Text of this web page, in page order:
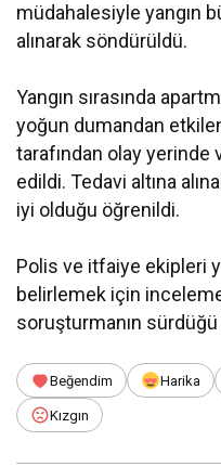
müdahalesiyle yangın
alınarak söndürüldü.
Yangın sırasında
yoğun dumandan
tarafından olay
edildi. Tedavi altına
iyi olduğu öğrenildi.
Polis ve itfaiye ekipleri
belirlemek için
soruşturmanın
Beğendim Harika
Kızgın